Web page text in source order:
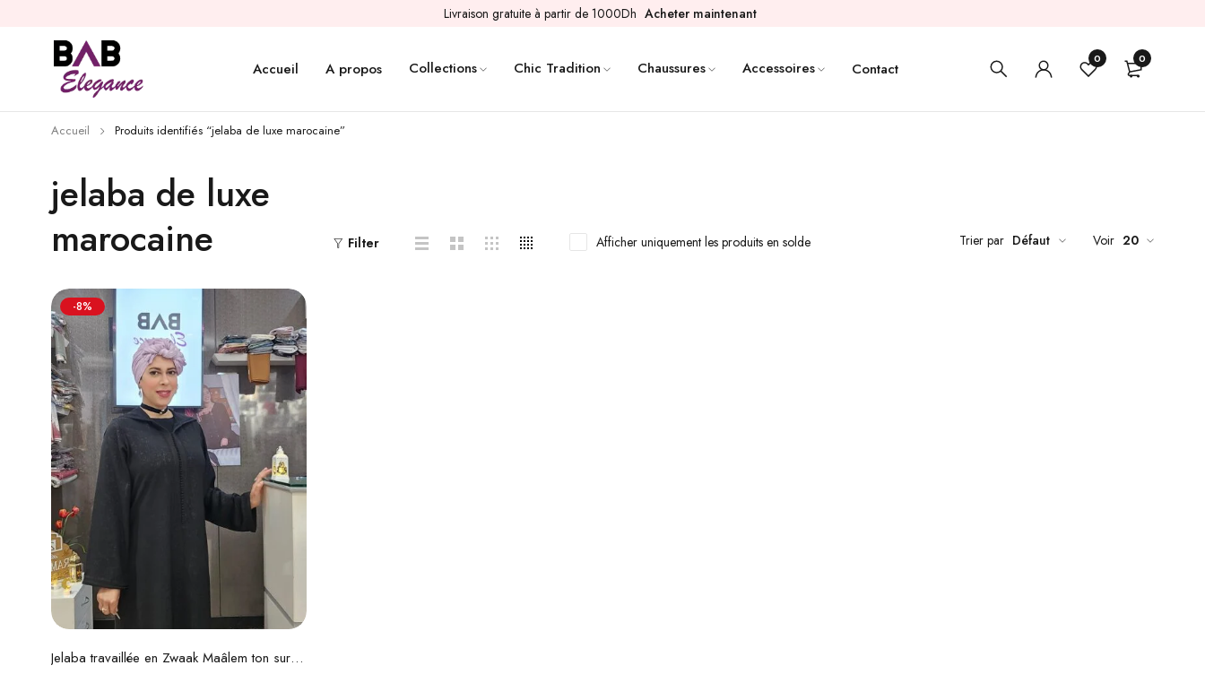
Livraison gratuite à partir de 1000Dh Acheter maintenant
Accueil A propos Collections Chic Tradition Chaussures Accessoires Contact
0 0
jelaba de luxe
marocaine
Accueil Produits identifiés “jelaba de luxe marocaine”
Filter Trier par Défaut
Afficher uniquement les produits en solde Voir 20
-8%
Choix des options
Jelaba travaillée en Zwaak Maâlem ton sur ton